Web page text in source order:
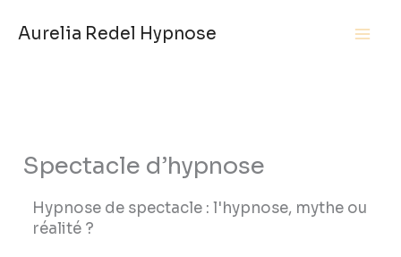
Aurelia Redel Hypnose
Spectacle d’hypnose
Hypnose de spectacle : l'hypnose, mythe ou
réalité ?